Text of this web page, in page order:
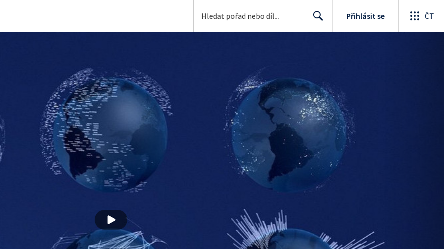
Přihlásit se ČT